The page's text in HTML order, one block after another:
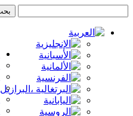
المحتوى
الشريط